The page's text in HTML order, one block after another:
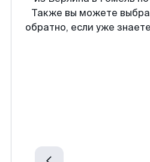
Также вы можете
обратно, если уже